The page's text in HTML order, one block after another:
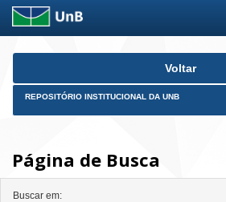
Skip
Voltar
REPOSITÓRIO INSTITUCIONAL DA UNB
Página de Busca
Buscar em: